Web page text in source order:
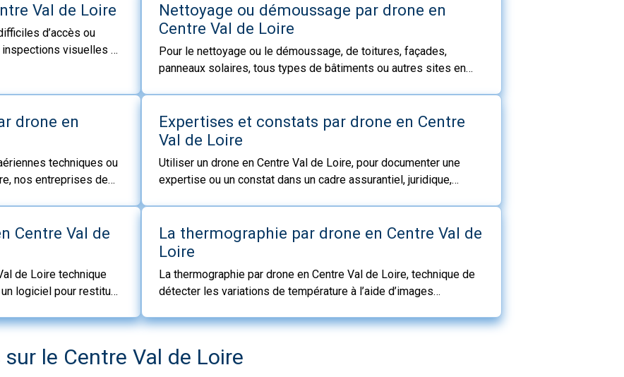
Val de Loire.
particuliers
Val de Loire
d’accès ou
visuelles ou
Nettoyage ou démoussage par drone en
Centre Val de Loire
Pour le nettoyage ou le démoussage, de toitures, façades,
panneaux solaires, tous types de bâtiments ou autres sites en
drone en
techniques ou
nos entreprises de
Expertises et constats par drone en Centre
Val de Loire
Utiliser un drone en Centre Val de Loire, pour documenter une
expertise ou un constat dans un cadre assurantiel, juridique,
Centre Val de
de Loire technique
logiciel pour restituer
La thermographie par drone en Centre Val de
Loire
La thermographie par drone en Centre Val de Loire, technique de
détecter les variations de température à l’aide d’images
le Centre Val de Loire